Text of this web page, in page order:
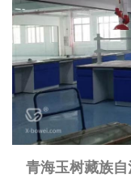
青海玉树藏族自